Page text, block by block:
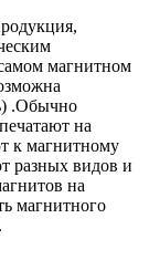
магнитном
.Обычно
на
к магнитному
разных видов и
на
магнитного